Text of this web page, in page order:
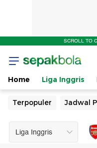
SCROLL TO
Home Liga Inggris
Terpopuler Jadwal